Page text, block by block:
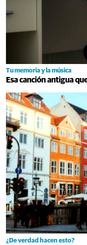
Tu memoria y la música
Esa canción antigua
¿De verdad hacen esto?